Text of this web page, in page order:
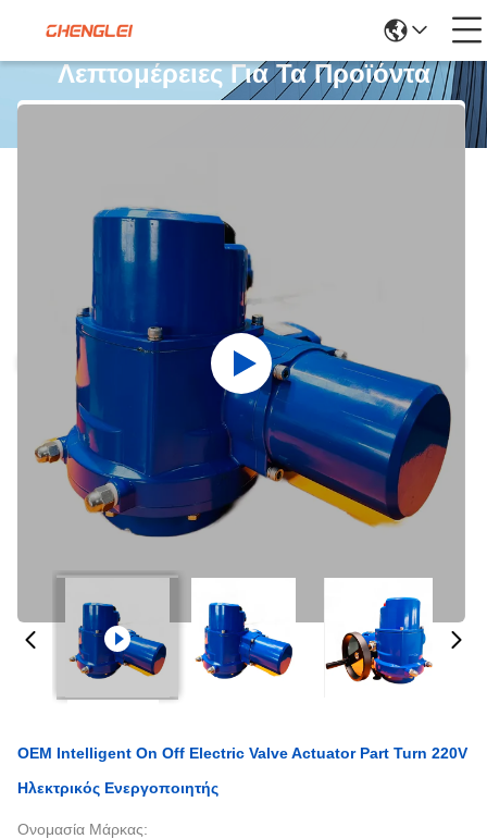
Λεπτομέρειες Για Τα Προϊόντα
OEM Intelligent On Off Electric Valve Actuator Part Turn 220V
Ηλεκτρικός Ενεργοποιητής
Ονομασία Μάρκας: